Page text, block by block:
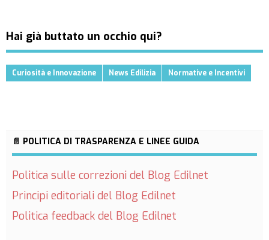
Hai già buttato un occhio qui?
Curiosità e Innovazione News Edilizia Normative e Incentivi
📄 POLITICA DI TRASPARENZA E LINEE GUIDA
Politica sulle correzioni del Blog Edilnet
Principi editoriali del Blog Edilnet
Politica feedback del Blog Edilnet